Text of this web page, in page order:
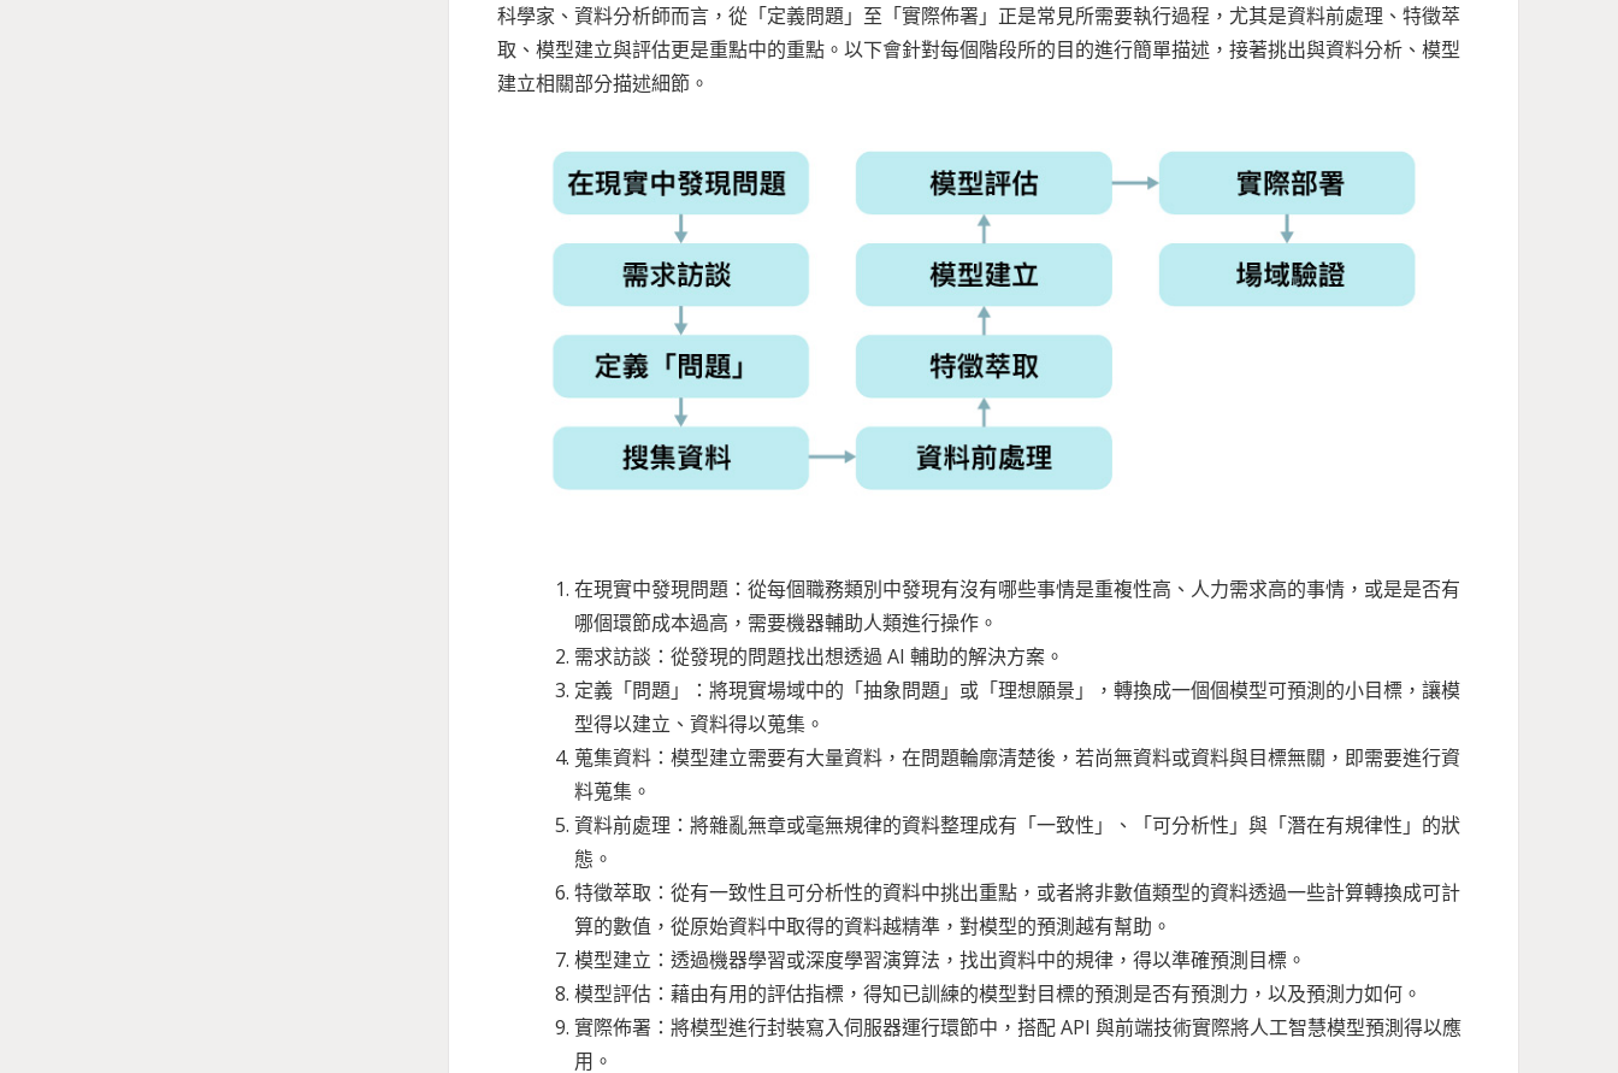
科學家、資料分析師而言，從「定義問題」至「實際佈署」正是常見所需要執行過程，尤其是資料前處理、特徵萃
取、模型建立與評估更是重點中的重點。以下會針對每個階段所的目的進行簡單描述，接著挑出與資料分析、模型
建立相關部分描述細節。
在現實中發現問題：從每個職務類別中發現有沒有哪些事情是重複性高、人力需求高的事情，或是是否有
哪個環節成本過高，需要機器輔助人類進行操作。
需求訪談：從發現的問題找出想透過 AI 輔助的解決方案。
定義「問題」：將現實場域中的「抽象問題」或「理想願景」，轉換成一個個模型可預測的小目標，讓模
型得以建立、資料得以蒐集。
蒐集資料：模型建立需要有大量資料，在問題輪廓清楚後，若尚無資料或資料與目標無關，即需要進行資
料蒐集。
資料前處理：將雜亂無章或毫無規律的資料整理成有「一致性」、「可分析性」與「潛在有規律性」的狀
態。
特徵萃取：從有一致性且可分析性的資料中挑出重點，或者將非數值類型的資料透過一些計算轉換成可計
算的數值，從原始資料中取得的資料越精準，對模型的預測越有幫助。
模型建立：透過機器學習或深度學習演算法，找出資料中的規律，得以準確預測目標。
模型評估：藉由有用的評估指標，得知已訓練的模型對目標的預測是否有預測力，以及預測力如何。
實際佈署：將模型進行封裝寫入伺服器運行環節中，搭配 API 與前端技術實際將人工智慧模型預測得以應
用。